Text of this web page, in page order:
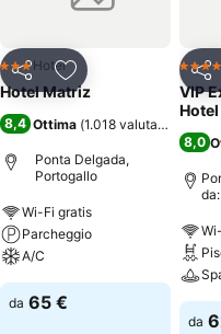
Tra gli altri servizi a
del 50% di sconto se dormono
non pagano. Sono accettate
di pagamento.
CondividiAggiungi ai preferiti
3 StelleHotel
Hotel Matriz
8,4 Ottima (1.018 valutazioni
Ponta Delgada,
Portogallo
Wi-Fi gratis
Parcheggio
A/C
da 65 €
4
VIP
Hotel
8,0
da